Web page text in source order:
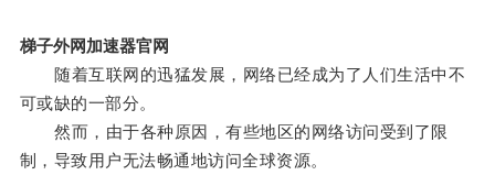
梯子外网加速器官网
随着互联网的迅猛发展，网络已经成为了人们生活中不
可或缺的一部分。
然而，由于各种原因，有些地区的网络访问受到了限
制，导致用户无法畅通地访问全球资源。